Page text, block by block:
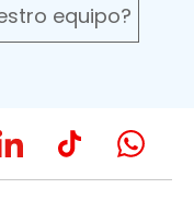
equipo?